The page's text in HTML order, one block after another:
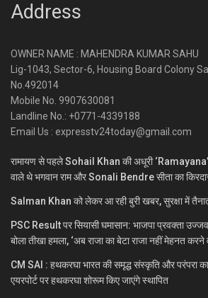
Address
OWNER NAME : MAHENDRA KUMAR SAHU
Lig-1043, Sector-6, Housing Board Colony
No.492014
Mobile No. 9907630081
Landline No.: +0771-4339188
Email Us : expresstv24today@gmail.com
रामायण से पहले Sohail Khan की अधूरी
वाले थे भगवान राम और Sonali Bendre सीता का
Salman Khan को लेकर आ रही बुरी खबर, सुरक्षा में
PSC Result पर सियासी घमासान: भाजपा प्रवक्ता
बोला तीखा हमला, ‘अब राजा का बेटा राजा नहीं मेहनत करने
CM SAI : हथकरघा भारत की समृद्ध संस्कृति और परंपरा
एयरपोर्ट पर हथकरघा शोरूम किए जाएंगे स्थापित